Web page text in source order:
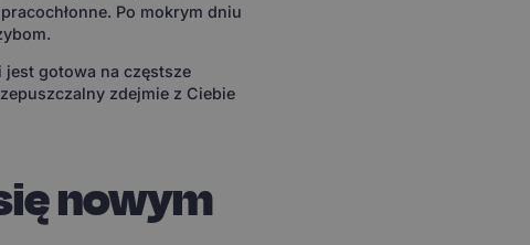
Po mokrym dniu
gotowa na częstsze
zdejmie z Ciebie
nowym